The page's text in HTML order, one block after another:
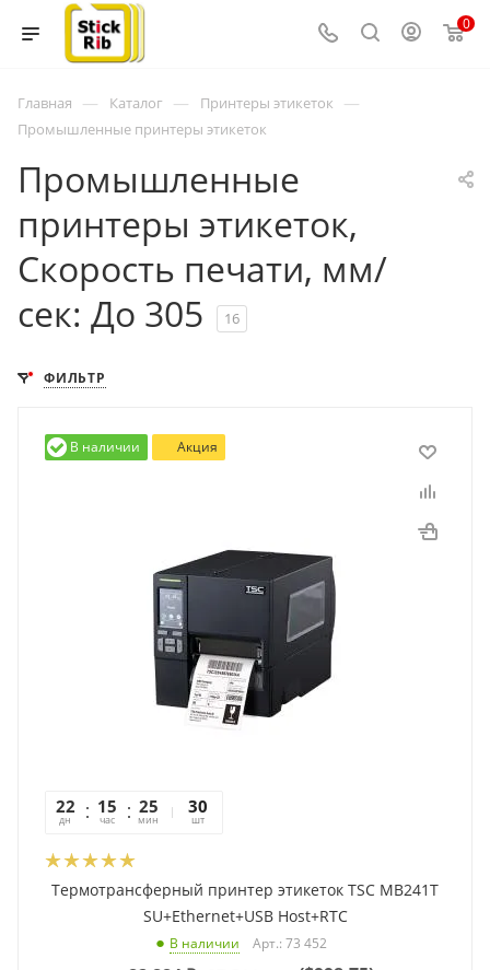
0
Главная — Каталог — Принтеры этикеток —
Промышленные принтеры этикеток
Промышленные
принтеры этикеток,
Скорость печати, мм/
сек: До 305
16
ФИЛЬТР
В наличии Акция
22
дн
15
час
25
мин
40
сек
30
шт
Термотрансферный принтер этикеток TSC MB241T
SU+Ethernet+USB Host+RTC
В наличии Арт.: 73 452